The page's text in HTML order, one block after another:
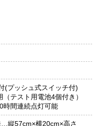
(プッシュ式スイッチ付)
テスト用電池4個付き）
時間連続点灯可能
縦57cm×横20cm×高さ